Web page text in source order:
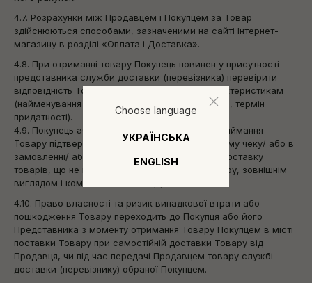
4.7. Розрахунки між Продавцем і Покупцем за Товар
здійснюються способами, зазначеними на сайті Інтернет-
магазину в розділі «Оплата і Доставка».
4.8. При отриманні товару Покупець повинен у присутності
представника служби доставки (перевізника) перевірити
відповідність Товару якісним і кількісним характеристикам
(найменування товару, кількість, комплектність, термін
придатності).
4.9. Покупець або його представник під час приймання
Товару підтверджує своїм підписом в товарному чеку/ або в
замовленні/ або в транспортній накладній на доставку
товарів, що не має претензій до кількості товару, зовнішнім
виглядом і комплектності товару.
4.10. Право власності та ризик випадкової втрати або
пошкодження Товару переходить до Покупця або його
Представника з моменту отримання Товару Покупцем в місті
поставки Товару при самостійній доставки Товару від
Продавця, чи під час передачі Продавцем товару службі
доставки (перевізнику) обраної Покупцем.
Choose language
УКРАЇНСЬКА
ENGLISH